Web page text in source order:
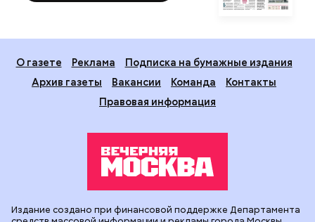
О газете Реклама
Подписка на бумажные издания
Архив газеты
Вакансии Команда
Контакты
Правовая информация
Издание создано при финансовой поддержке Департамента